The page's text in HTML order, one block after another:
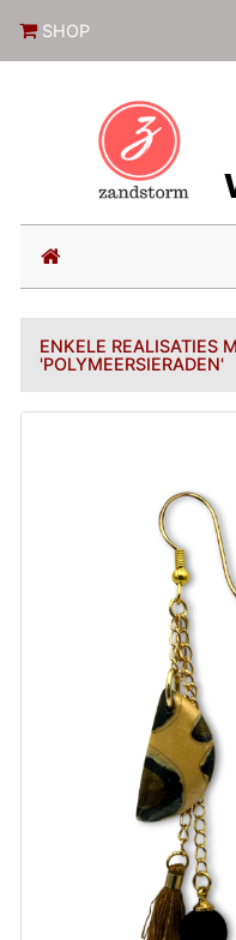
SHOP
(current)
ENKELE REALISATIES
'POLYMEERSIERADEN'